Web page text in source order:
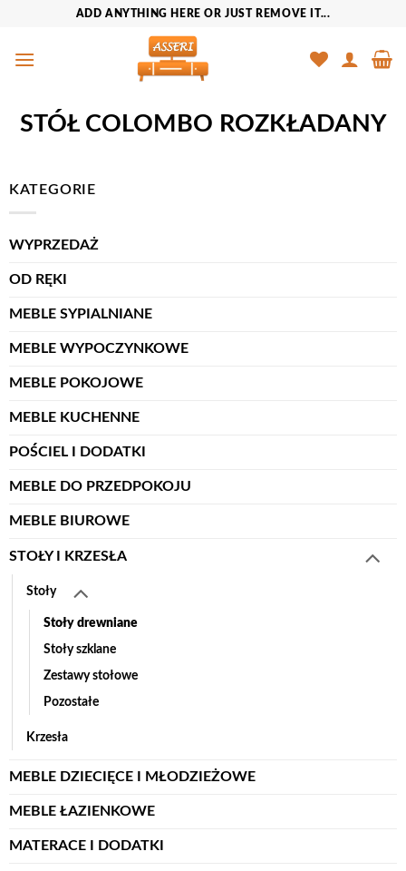
zawartości
ADD ANYTHING HERE OR JUST REMOVE IT...
STÓŁ COLOMBO ROZKŁADANY
KATEGORIE
WYPRZEDAŻ
OD RĘKI
MEBLE SYPIALNIANE
MEBLE WYPOCZYNKOWE
MEBLE POKOJOWE
MEBLE KUCHENNE
POŚCIEL I DODATKI
MEBLE DO PRZEDPOKOJU
MEBLE BIUROWE
STOŁY I KRZESŁA
Stoły
Stoły drewniane
Stoły szklane
Zestawy stołowe
Pozostałe
Krzesła
MEBLE DZIECIĘCE I MŁODZIEŻOWE
MEBLE ŁAZIENKOWE
MATERACE I DODATKI